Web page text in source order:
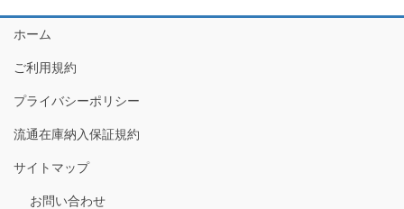
ホーム
ご利用規約
プライバシーポリシー
流通在庫納入保証規約
サイトマップ
お問い合わせ